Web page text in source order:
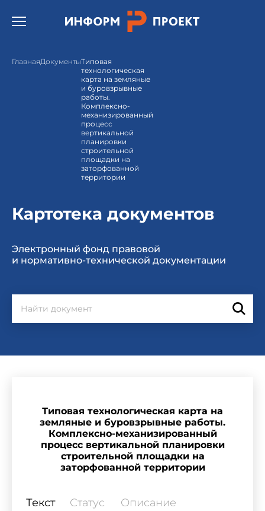
Открыть бургер меню.
ГлавнаяДокументыТиповая
технологическая
карта на земляные
и буровзрывные
работы.
Комплексно-
механизированный
процесс
вертикальной
планировки
строительной
площадки на
заторфованной
территории
Картотека документов
Электронный фонд правовой
и нормативно-технической документации
Типовая технологическая карта на
земляные и буровзрывные работы.
Комплексно-механизированный
процесс вертикальной планировки
строительной площадки на
заторфованной территории
Текст Статус Описание